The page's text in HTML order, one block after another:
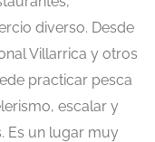
diverso. Desde
Villarrica y otros
practicar pesca
escalar y
Es un lugar muy